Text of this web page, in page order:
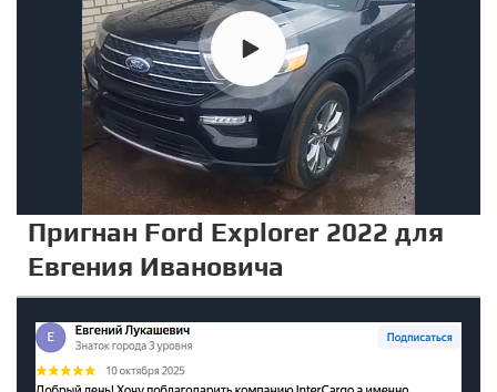
Пригнан Ford Explorer 2022 для
Евгения Ивановича